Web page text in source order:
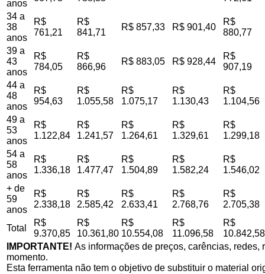
anos
34 a
38
anos
R$
761,21
R$
841,71
R$ 857,33 R$ 901,40
R$
880,77
39 a
43
anos
R$
784,05
R$
866,96
R$ 883,05 R$ 928,44
R$
907,19
44 a
48
anos
R$
954,63
R$
1.055,58
R$
1.075,17
R$
1.130,43
R$
1.104,56
49 a
53
anos
R$
1.122,84
R$
1.241,57
R$
1.264,61
R$
1.329,61
R$
1.299,18
54 a
58
anos
R$
1.336,18
R$
1.477,47
R$
1.504,89
R$
1.582,24
R$
1.546,02
+ de
59
anos
R$
2.338,18
R$
2.585,42
R$
2.633,41
R$
2.768,76
R$
2.705,38
Total
R$
9.370,85
R$
10.361,80
R$
10.554,08
R$
11.096,58
R$
10.842,58
IMPORTANTE! As informações de preços, carências,
momento.
Esta ferramenta não tem o objetivo de substituir o material